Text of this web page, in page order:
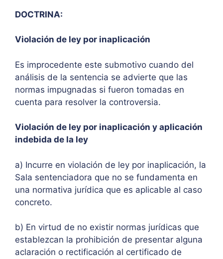
DOCTRINA:
Violación de ley por inaplicación
Es improcedente este submotivo cuando del
análisis de la sentencia se advierte que las
normas impugnadas si fueron tomadas en
cuenta para resolver la controversia.
Violación de ley por inaplicación y aplicación
indebida de la ley
a) Incurre en violación de ley por inaplicación, la
Sala sentenciadora que no se fundamenta en
una normativa jurídica que es aplicable al caso
concreto.
b) En virtud de no existir normas jurídicas que
establezcan la prohibición de presentar alguna
aclaración o rectificación al certificado de